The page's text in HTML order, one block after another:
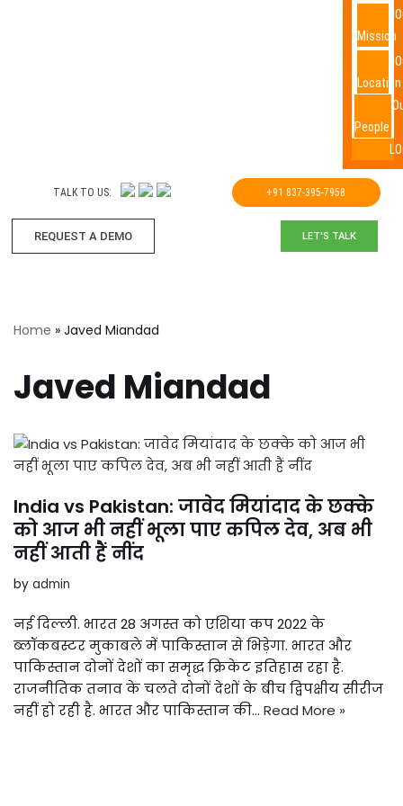
Mission
Location
People
TALK TO US: +91 837-395-7958
REQUEST A DEMO​ LET'S TALK
Home » Javed Miandad
Javed Miandad
India vs Pakistan: जावेद मियांदाद के छक्के
को आज भी नहीं भूला पाए कपिल देव, अब भी
नहीं आती हैं नींद
by admin
नई दिल्ली. भारत 28 अगस्त को एशिया कप 2022 के
ब्लॉकबस्टर मुकाबले में पाकिस्तान से भिड़ेगा. भारत और
पाकिस्तान दोनों देशों का समृद्ध क्रिकेट इतिहास रहा है.
राजनीतिक तनाव के चलते दोनों देशों के बीच द्विपक्षीय सीरीज
नहीं हो रही है. भारत और पाकिस्तान की… Read More »